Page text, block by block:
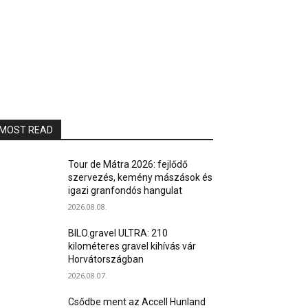
READ
Tour de Mátra 2026: fejlődő
szervezés, kemény mászások és
igazi granfondós hangulat
2026.08.08.
BILO.gravel ULTRA: 210
kilométeres gravel kihívás vár
Horvátországban
2026.08.07.
Csődbe ment az Accell Hunland